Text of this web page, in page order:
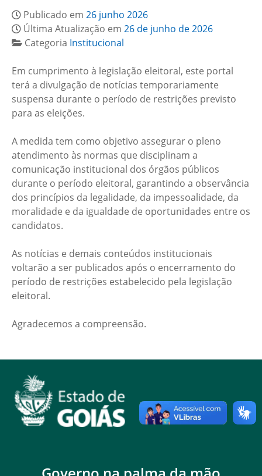
Publicado em 26 junho 2026
Última Atualização em 26 de junho de 2026
Categoria Institucional
Em cumprimento à legislação eleitoral, este portal
terá a divulgação de notícias temporariamente
suspensa durante o período de restrições previsto
para as eleições.
A medida tem como objetivo assegurar o pleno
atendimento às normas que disciplinam a
comunicação institucional dos órgãos públicos
durante o período eleitoral, garantindo a observância
dos princípios da legalidade, da impessoalidade, da
moralidade e da igualdade de oportunidades entre os
candidatos.
As notícias e demais conteúdos institucionais
voltarão a ser publicados após o encerramento do
período de restrições estabelecido pela legislação
eleitoral.
Agradecemos a compreensão.